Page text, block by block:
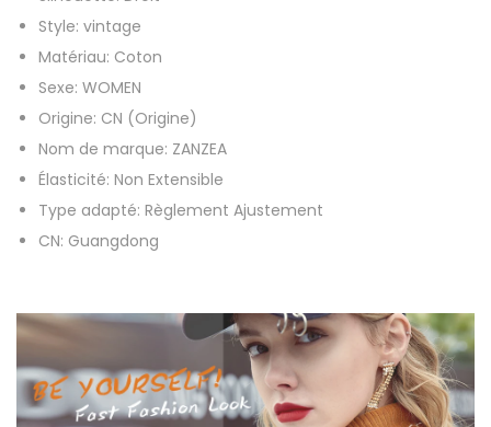
r
i
m
é
e
m
a
n
s
Style: vintage
Matériau: Coton
Sexe: WOMEN
Origine: CN (Origine)
Nom de marque: ZANZEA
Élasticité: Non Extensible
Type adapté: Règlement Ajustement
CN: Guangdong